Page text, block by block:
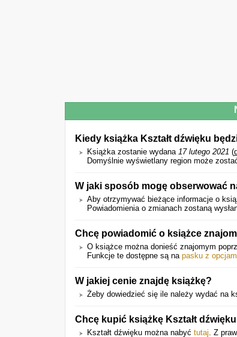
Kiedy książka Kształt dźwięku
Książka zostanie wydana 17 lutego 2021 (
Domyślnie wyświetlany region może
W jaki sposób mogę obserwować
Aby otrzymywać bieżące informacje o
Powiadomienia o zmianach zostaną
Chcę powiadomić o książce
O książce można donieść znajomym
Funkcje te dostępne są na pasku z
W jakiej cenie znajdę książkę?
Żeby dowiedzieć się ile należy wydać na
Chcę kupić książkę Kształt
Kształt dźwięku można nabyć tutaj. Z